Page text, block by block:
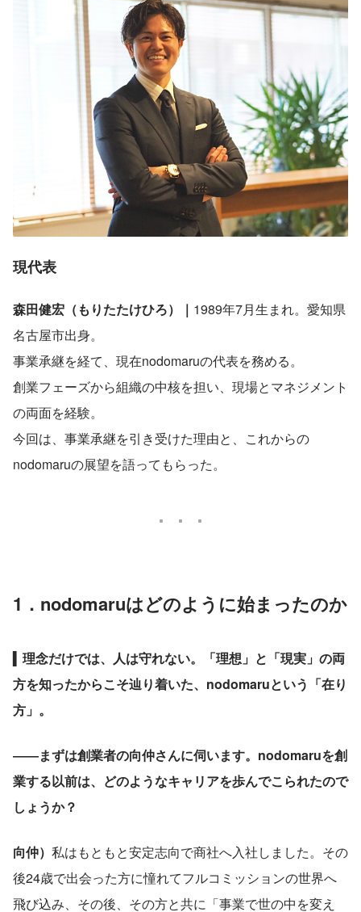
現代表
森田健宏（もりたたけひろ）｜ 1989年7月生まれ。愛知県
名古屋市出身。
事業承継を経て、現在nodomaruの代表を務める。
創業フェーズから組織の中核を担い、現場とマネジメント
の両面を経験。
今回は、事業承継を引き受けた理由と、これからの
nodomaruの展望を語ってもらった。
1．nodomaruはどのように始まったのか
理念だけでは、人は守れない。「理想」と「現実」の両
方を知ったからこそ辿り着いた、nodomaruという「在り
方」。
――まずは創業者の向仲さんに伺います。nodomaruを創
業する以前は、どのようなキャリアを歩んでこられたので
しょうか？
向仲） 私はもともと安定志向で商社へ入社しました。その
後24歳で出会った方に憧れてフルコミッションの世界へ
飛び込み、その後、その方と共に「事業で世の中を変え